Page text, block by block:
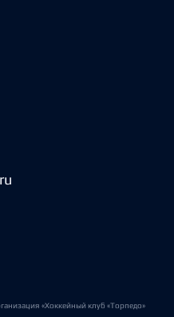
«Хоккейный клуб «Торпедо»